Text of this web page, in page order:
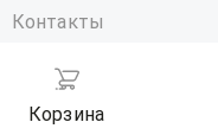
Контакты
Корзина